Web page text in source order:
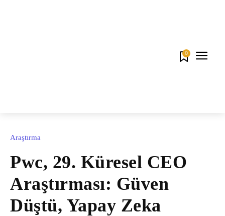
0
Araştırma
Pwc, 29. Küresel CEO
Araştırması: Güven
Düştü, Yapay Zeka